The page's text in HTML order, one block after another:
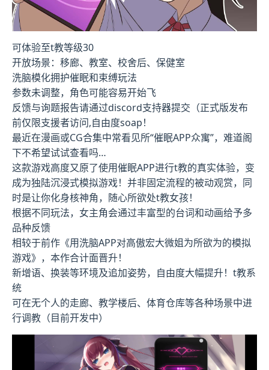
可体验至t教等级30
开放场景：移廊、教室、校舍后、保健室
洗脑模化拥护催眠和束缚玩法
参数未调整，角色可能容易开始飞
反馈与询题报告请通过discord支持器提交（正式版发布
前仅限支援者访问,自由度soap！
最近在漫画或CG合集中常看见所“催眠APP众寓”，难道阁
下不希望试试查看吗…
这款游戏高度又原了使用催眠APP进行t教的真实体验，变
成为独陆沉浸式模拟游戏！并非固定流程的被动观赏，同
时是让你化身核神角，随心所欲处t教女孩！
根据不同玩法，女主角会通过丰富型的台词和动画给予多
品种反馈
相较于前作《用洗脑APP对高傲宏大微姐为所欲为的模拟
游戏》，本作合计面晋升！
新增语、换装等环境及追加姿势，自由度大幅提升！t教系
统
可在无个人的走廊、教学楼后、体育仓库等各种场景中进
行调教（目前开发中）